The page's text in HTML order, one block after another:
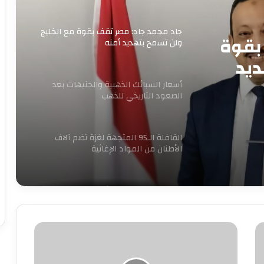
جاد محمد جاد: مصر تقف بقوة مع الخليج
ولن تسمح بتهديد أمنه
أسعار السبائك الذهبية والجنيهات بعد
الصعود التاريخي للذهب
القافلة الـ95 المتجهة لغزة تضم آلاف
الأطنان من المواد الإغاثية
الكهرباء تنفي زيادة الأسعار وتغيير
العدادات: كل ما يُتداول غير صحيح
الثانية من انتخابات مجلس النواب 2025
داليا